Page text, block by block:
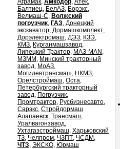
Аграмак, Амкодор, Атек,
Балтиец, БелАЗ, Борэкс,
Велмаш-С, Волжский
погрузчик, ГАЗ, Донецкий
экскаватор, Дормашкомплект,
Дорэлектромаш, ДЭЗ, КЗЭ,
КМЗ, Курганмашзавод,
Липецкий Трактор, МАЗ-MAN ,
МЗММ , Минский тракторный
завод, МоАЗ,
Могилевтрансмаш, НКМЗ,
Орелстроймаш, Оста,
Петербургский тракторный
завод, Погрузчик,
Промтрактор, Русбизнесавто,
Сарэкс, Стройдормаш
Алапаевск, Трансмаш,
Уралвагонзавод,
Ухтагазстроймаш, Харьковский
ТЗ, Челпром, ЧЗПТ, ЧСДМ ,
ЧТЗ, ЭКСКО, Юрмаш